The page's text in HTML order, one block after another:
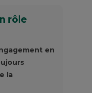
rôle
en
la